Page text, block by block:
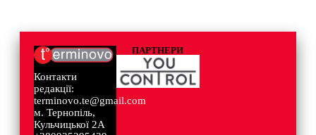
Контакти
редакції:
terminovo.te@gmail.com
м. Тернопіль,
Кульчицької 2А
ПАРТНЕРИ